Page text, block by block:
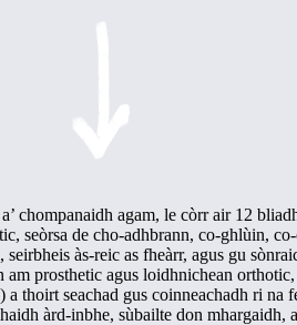
chompanaidh agam, le còrr air 12
seòrsa de cho-adhbrann, co-ghlùin,
às-reic as fheàrr, agus gu
prosthetic agus loidhnichean
thoirt seachad gus coinneachadh ri na
àrd-inbhe, sùbailte don mhargaidh,